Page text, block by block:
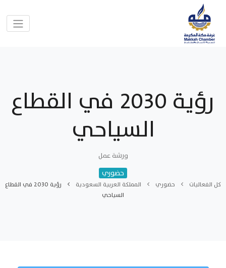
رؤية 2030 في القطاع
السياحي
ورشة عمل
حضوري
كل الفعاليات حضوري المملكة العربية السعودية
رؤية 2030 في القطاع
السياحي